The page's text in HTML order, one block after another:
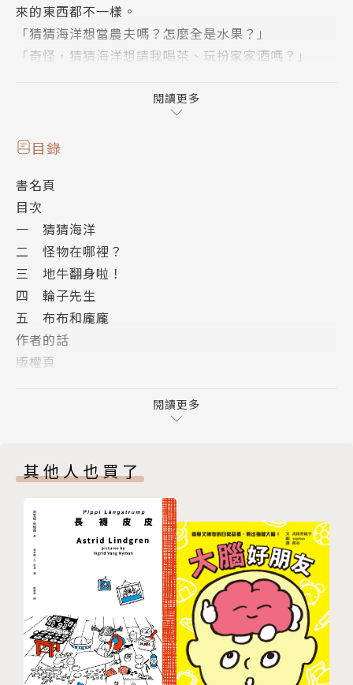
來的東西都不一樣。
「猜猜海洋想當農夫嗎？怎麼全是水果？」
「奇怪，猜猜海洋想請我喝茶、玩扮家家酒嗎？」
是太奇怪了！漁夫開始向老天爺祈禱，希望猜猜海洋讓
00字左右的篇幅，將故事的起承轉合巧妙安排，在人
物對話與劇情書寫中，將他腦中的創作世界呈現給孩
子。幽默的故事情節，背後可能隱藏著對生活的感悟，
時而笑、時而省思，不只是讀完故事，更能引起故事背
後的延伸思考。
插畫家阿文Arwen Huang更將深刻的文字用趣味可愛
的圖像，使角色與劇情鮮活，閱讀的同時，就像跟著角
色一起暢遊其中。
某個星期一捕到陸地動物、星期二捕到水果，到底還有
什麼意想不到的東西呢？
【二、怪物在哪裡？】
有怪物來了！有人說是著火的房子，有人說是一個冒煙
的大熨斗，還有人說是吃人的妖怪！？到底是什麼樣可
【三、地牛翻身啦！】
震震有三種，天震、海震和地震！人們為此非常困擾，
閱讀更多
目錄
書名頁
目次
一 猜猜海洋
二 怪物在哪裡？
三 地牛翻身啦！
四 輪子先生
五 布布和龐龐
作者的話
版權頁
閱讀更多
其他人也買了